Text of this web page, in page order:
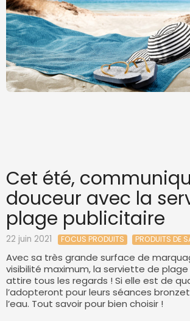
Cet été,
douceur avec la
plage publicitaire
22 juin 2021 FOCUS PRODUITS PRODUITS DE
Avec sa très grande surface de
visibilité maximum, la serviette de
attire tous les regards ! Si elle est de
l’adopteront pour leurs séances
l’eau. Tout savoir pour bien choisir !